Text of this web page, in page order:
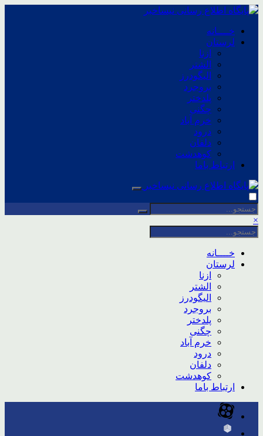
خــــانه
لرستان
ازنا
الشتر
الیگودرز
بروجرد
پلدختر
چگنی
خرم آباد
درود
دلفان
کوهدشت
ارتباط باما
×
خــــانه
لرستان
ازنا
الشتر
الیگودرز
بروجرد
پلدختر
چگنی
خرم آباد
درود
دلفان
کوهدشت
ارتباط باما